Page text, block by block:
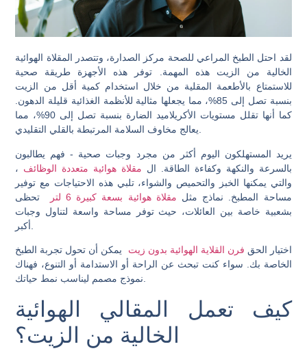
لقد احتل الطبخ المراعي للصحة مركز الصدارة، وتتصدر المقلاة الهوائية
الخالية من الزيت هذه المهمة. توفر هذه الأجهزة طريقة صحية
للاستمتاع بالأطعمة المقلية من خلال استخدام كمية أقل من الزيت
بنسبة تصل إلى 85%، مما يجعلها مثالية للأنظمة الغذائية قليلة الدهون.
كما أنها تقلل مستويات الأكريلاميد الضارة بنسبة تصل إلى 90%، مما
يعالج مخاوف السلامة المرتبطة بالقلي التقليدي.
يريد المستهلكون اليوم أكثر من مجرد وجبات صحية - فهم يطالبون
بالسرعة والنكهة وكفاءة الطاقة. ال مقلاة هوائية متعددة الوظائف ،
والتي يمكنها الخبز والتحميص والشواء، تلبي هذه الاحتياجات مع توفير
مساحة المطبخ. نماذج مثل مقلاة هوائية بسعة كبيرة 6 لتر
تحظى
بشعبية خاصة بين العائلات، حيث توفر مساحة واسعة لتناول وجبات
اختيار الحق فرن القلاية الهوائية بدون زيت
يمكن أن تحول تجربة الطبخ
الخاصة بك. سواء كنت تبحث عن الراحة أو الاستدامة أو التنوع، فهناك
كيف تعمل المقالي الهوائية
الخالية من الزيت؟